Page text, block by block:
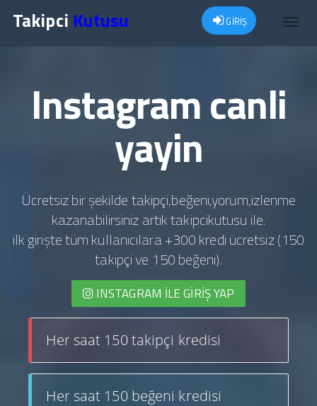
Takipci Kutusu GİRİŞ
Instagram canli
yayin
Ücretsiz bir şekilde takipçi,beğeni,yorum,izlenme
kazanabilirsiniz artık takipcikutusu ile.
ilk girişte tüm kullanıcılara +300 kredi ücretsiz (150
takipçi ve 150 beğeni).
INSTAGRAM İLE GIRIŞ YAP
Her saat 150 takipçi kredisi
Her saat 150 beğeni kredisi